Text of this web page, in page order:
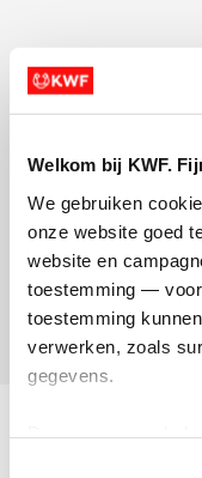
Welkom bij KWF.
We gebruiken
onze website goed
website en
toestemming —
toestemming
verwerken, zoals
gegevens.